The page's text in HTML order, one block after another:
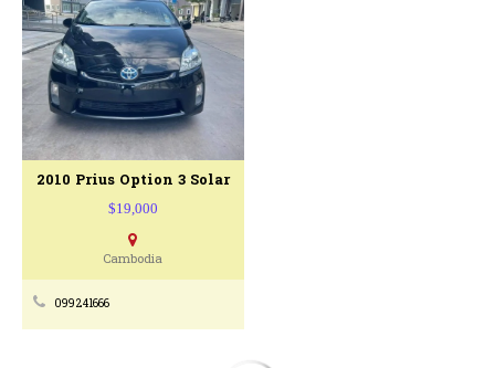
2010 Prius Option 3 Solar
$19,000
Cambodia
099241666